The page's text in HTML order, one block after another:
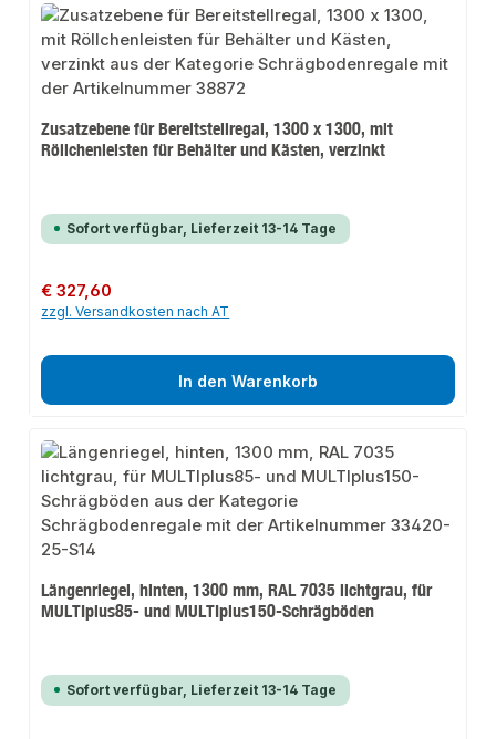
Zusatzebene für Bereitstellregal, 1300 x 1300, mit
Röllchenleisten für Behälter und Kästen, verzinkt
Sofort verfügbar, Lieferzeit 13-14 Tage
Regulärer Preis:
€ 327,60
zzgl. Versandkosten nach AT
In den Warenkorb
Längenriegel, hinten, 1300 mm, RAL 7035 lichtgrau, für
MULTIplus85- und MULTIplus150-Schrägböden
Sofort verfügbar, Lieferzeit 13-14 Tage